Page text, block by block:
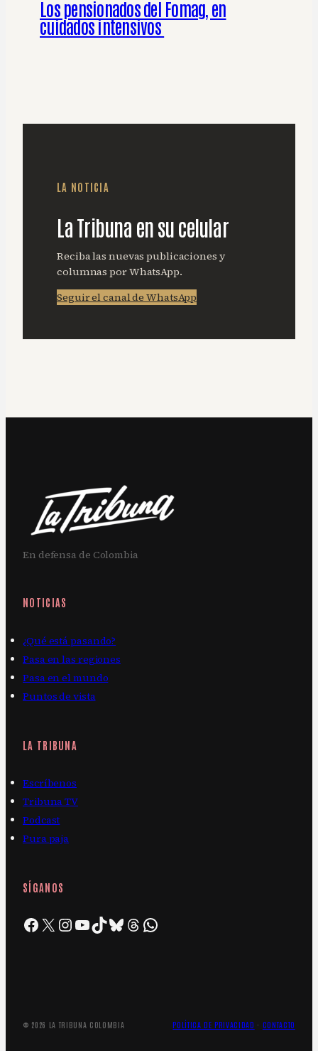
Los pensionados del Fomag, en
cuidados intensivos
LA NOTICIA
La Tribuna en su celular
Reciba las nuevas publicaciones y
columnas por WhatsApp.
Seguir el canal de WhatsApp
En defensa de Colombia
NOTICIAS
¿Qué está pasando?
Pasa en las regiones
Pasa en el mundo
Puntos de vista
LA TRIBUNA
Escríbenos
Tribuna TV
Podcast
Pura paja
SÍGANOS
Facebook X InstagramYouTube TikTok Bluesky Threads WhatsApp
© 2026 LA TRIBUNA COLOMBIA POLÍTICA DE PRIVACIDAD · CONTACTO